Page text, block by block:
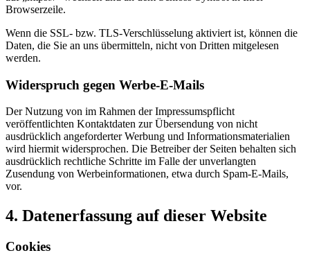
Browserzeile.
Wenn die SSL- bzw. TLS-Verschlüsselung aktiviert ist, können die
Daten, die Sie an uns übermitteln, nicht von Dritten mitgelesen
werden.
Widerspruch gegen Werbe-E-Mails
Der Nutzung von im Rahmen der Impressumspflicht
veröffentlichten Kontaktdaten zur Übersendung von nicht
ausdrücklich angeforderter Werbung und Informationsmaterialien
wird hiermit widersprochen. Die Betreiber der Seiten behalten sich
ausdrücklich rechtliche Schritte im Falle der unverlangten
Zusendung von Werbeinformationen, etwa durch Spam-E-Mails,
vor.
4. Datenerfassung auf dieser Website
Cookies